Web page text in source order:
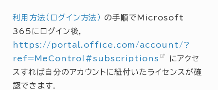
利用方法（ログイン方法）
の手順でMicrosoft
365にログイン後，
https://portal.office.com/account/?
ref=MeControl#subscriptions
にアクセ
スすれば自分のアカウントに紐付いたライセンスが確
認できます．